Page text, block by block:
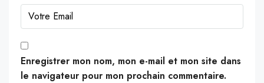
Enregistrer mon nom, mon e-mail et mon site dans
le navigateur pour mon prochain commentaire.